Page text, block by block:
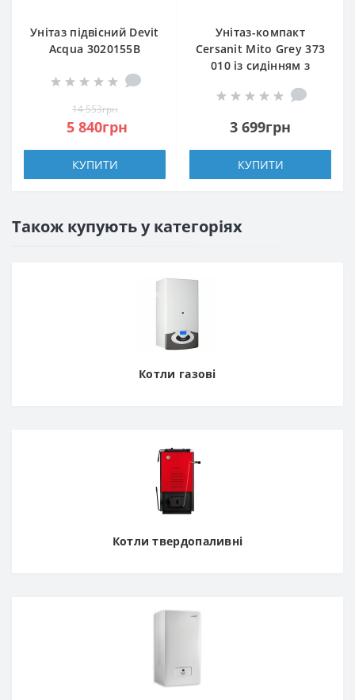
Унітаз підвісний Devit
Acqua 3020155B
сидінням slim, soft-
14 553грн
5 840грн
КУПИТИ
Унітаз-компакт
Cersanit Mito Grey 373
010 із сидінням з
3 699грн
КУПИТИ
Також купують у категоріях
Котли газові
Котли твердопаливні